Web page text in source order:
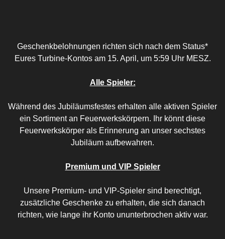
Geschenkbelohnungen richten sich nach dem Status*
Eures Turbine-Kontos am 15. April, um 5:59 Uhr MESZ.
Alle Spieler:
Während des Jubiläumsfestes erhalten alle aktiven Spieler
ein Sortiment an Feuerwerkskörpern. Ihr könnt diese
Feuerwerkskörper als Erinnerung an unser sechstes
Jubiläum aufbewahren.
Premium und VIP Spieler
Unsere Premium- und VIP-Spieler sind berechtigt,
zusätzliche Geschenke zu erhalten, die sich danach
richten, wie lange ihr Konto ununterbrochen aktiv war.